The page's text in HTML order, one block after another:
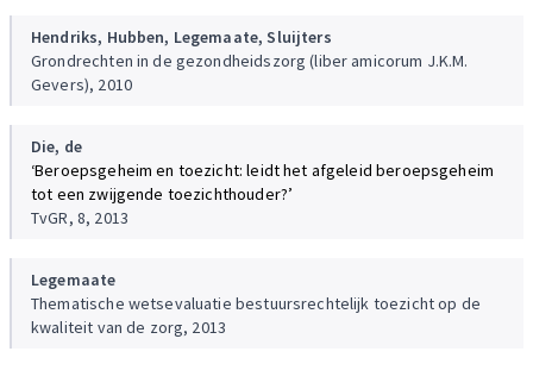
Hendriks, Hubben, Legemaate,Sluijters
Grondrechten in de gezondheidszorg (liber amicorum J.K.M.
Gevers), 2010
Die, de
‘Beroepsgeheim en toezicht: leidt het afgeleid beroepsgeheim
tot een zwijgende toezichthouder?’
TvGR, 8, 2013
Legemaate
Thematische wetsevaluatie bestuursrechtelijk toezicht op de
kwaliteit van de zorg, 2013